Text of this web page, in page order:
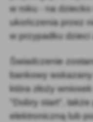
w roku - na
ukończenia przez
w przypadku dzieci
Świadczenie
bankowy
która złoży
"Dobry start",
elektroniczną lub